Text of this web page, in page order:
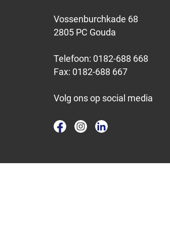
Vossenburchkade 68
2805 PC Gouda
Telefoon: 0182-688 668
Fax: 0182-688 667
Volg ons op social media